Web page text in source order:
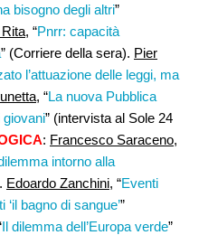
bisogno degli altri”
, “Pnrr: capacità
” (Corriere della sera). Pier
l’attuazione delle leggi, ma
“La nuova Pubblica
giovani” (intervista al Sole 24
: Francesco Saraceno,
intorno alla
Edoardo Zanchini, “Eventi
bagno di sangue’”
Il dilemma dell’Europa verde”